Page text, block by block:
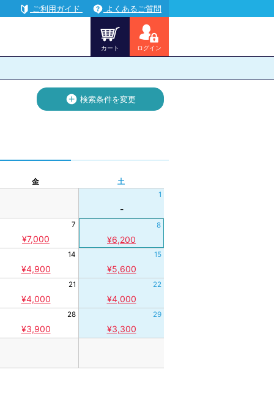
ご利用ガイド よくあるご質問
カート ログイン
検索条件を変更
金
土
1
-
7
¥7,000
8
¥6,200
14
¥4,900
15
¥5,600
21
¥4,000
22
¥4,000
28
¥3,900
29
¥3,300